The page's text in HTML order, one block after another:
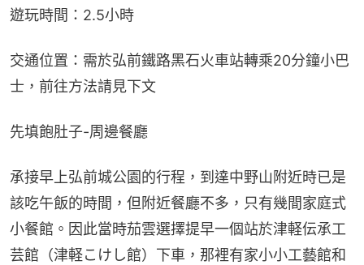
遊玩時間：2.5小時
交通位置：需於弘前鐵路黑石火車站轉乘20分鐘小巴
士，前往方法請見下文
先填飽肚子-周邊餐廳
承接早上弘前城公園的行程，到達中野山附近時已是
該吃午飯的時間，但附近餐廳不多，只有幾間家庭式
小餐館。因此當時茄雲選擇提早一個站於津軽伝承工
芸館（津軽こけし館）下車，那裡有家小小工藝館和